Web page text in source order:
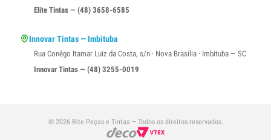
Elite Tintas — (48) 3658-6585
Innovar Tintas — Imbituba
Rua Conêgo Itamar Luiz da Costa, s/n · Nova Brasília · Imbituba — SC
Innovar Tintas — (48) 3255-0019
© 2026 Bite Peças e Tintas — Todos os direitos reservados.